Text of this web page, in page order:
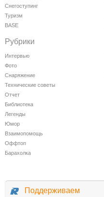
Снегоступинг
Туризм
BASE
Рубрики
Интервью
Фото
Снаряжение
Технические советы
Отчет
Библиотека
Легенды
Юмор
Взаимопомощь
Оффтоп
Барахолка
Поддерживаем